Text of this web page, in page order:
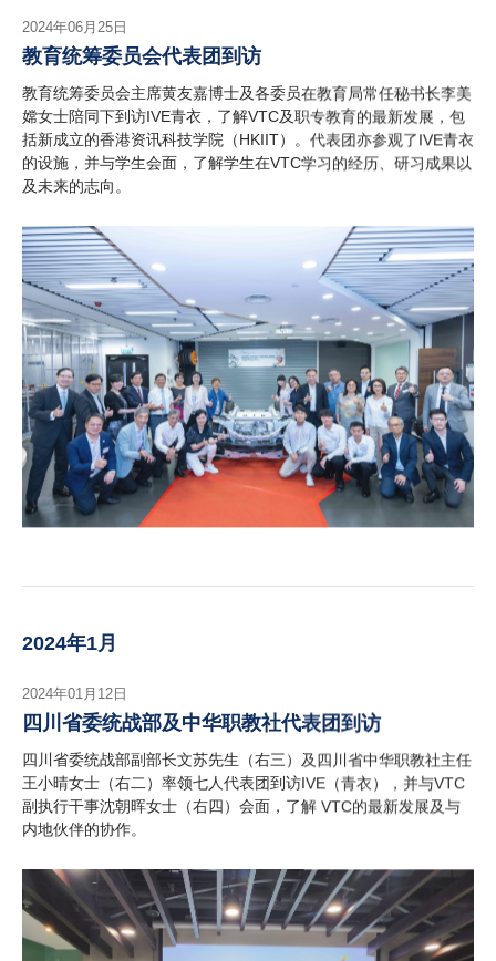
2024年06月25日
教育统筹委员会代表团到访
教育统筹委员会主席黄友嘉博士及各委员在教育局常任秘书长李美
嫦女士陪同下到访IVE青衣，了解VTC及职专教育的最新发展，包
括新成立的香港资讯科技学院（HKIIT）。代表团亦参观了IVE青衣
的设施，并与学生会面，了解学生在VTC学习的经历、研习成果以
及未来的志向。
2024年1月
2024年01月12日
四川省委统战部及中华职教社代表团到访
四川省委统战部副部长文苏先生（右三）及四川省中华职教社主任
王小晴女士（右二）率领七人代表团到访IVE（青衣），并与VTC
副执行干事沈朝晖女士（右四）会面，了解 VTC的最新发展及与
内地伙伴的协作。